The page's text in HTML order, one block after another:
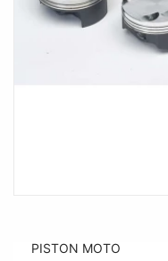
PISTON MOTO